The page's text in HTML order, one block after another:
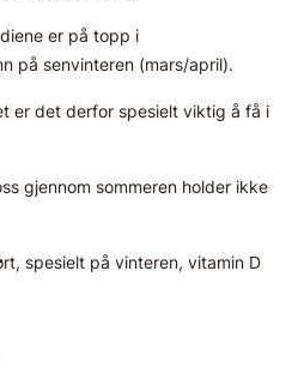
er på topp i
på senvinteren (mars/april).
er det derfor spesielt viktig å få i
gjennom sommeren holder ikke
spesielt på vinteren, vitamin D